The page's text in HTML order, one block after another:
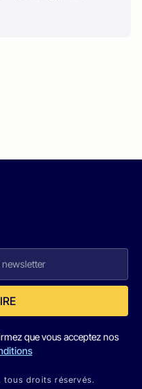
que vous acceptez nos
tous droits réservés.